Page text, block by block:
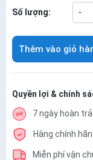
Số lượng: -
Thêm vào giỏ
Quyền lợi & chính
7 ngày hoàn
Hàng chính
Miễn phí vận